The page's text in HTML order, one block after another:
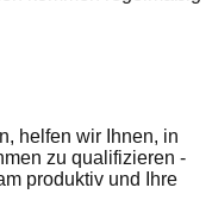
helfen wir Ihnen, in
zu qualifizieren -
produktiv und Ihre